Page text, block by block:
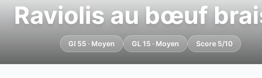
Raviolis au bœuf
GI 55 · Moyen GL 15 · Moyen Score 5/10